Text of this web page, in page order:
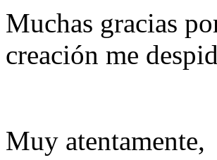
Muchas gracias
creación me
Muy atentamente,